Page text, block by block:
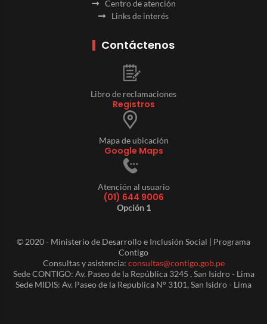
Centro de atención
Links de interés
Contáctenos
Libro de reclamaciones
Registros
Mapa de ubicación
Google Maps
Atención al usuario
(01) 644 9006
Opción 1
© 2020 - Ministerio de Desarrollo e Inclusión Social | Programa
Contigo
Consultas y asistencia: consultas@contigo.gob.pe
Sede CONTIGO: Av. Paseo de la República 3245 , San Isidro - Lima
Sede MIDIS: Av. Paseo de la Republica N° 3101, San Isidro - Lima